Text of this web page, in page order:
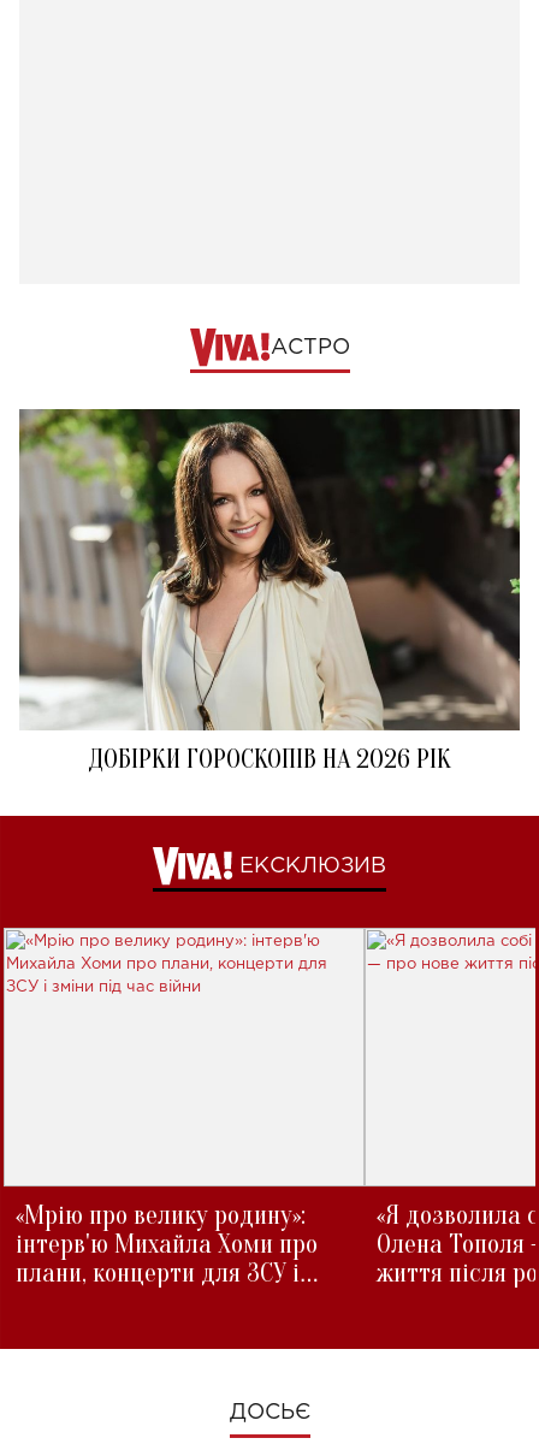
АСТРО
ДОБІРКИ ГОРОСКОПІВ НА 2026 РІК
ЕКСКЛЮЗИВ
«Мрію про велику родину»:
інтерв'ю Михайла Хоми про
плани, концерти для ЗСУ і
«Я дозволила
Олена Тополя
життя після
ДОСЬЄ